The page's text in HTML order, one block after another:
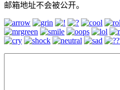
邮箱地址不会被公开。